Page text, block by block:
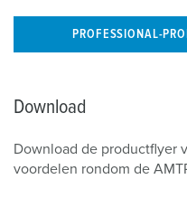
PROFESSIONAL-
Download
Download de productflyer
voordelen rondom de